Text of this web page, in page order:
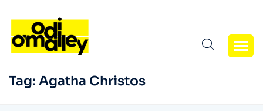
Tag: Agatha Christos